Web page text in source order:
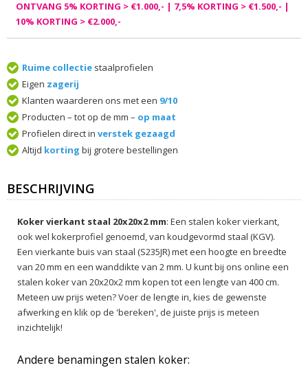
ONTVANG 5% KORTING > €1.000,- | 7,5% KORTING > €1.500,- |
10% KORTING > €2.000,-
Ruime collectie staalprofielen
Eigen zagerij
Klanten waarderen ons met een 9/10
Producten – tot op de mm – op maat
Profielen direct in verstek gezaagd
Altijd korting bij grotere bestellingen
BESCHRIJVING
Koker vierkant staal 20x20x2 mm: Een stalen koker vierkant,
ook wel kokerprofiel genoemd, van koudgevormd staal (KGV).
Een vierkante buis van staal (S235JR) met een hoogte en breedte
van 20 mm en een wanddikte van 2 mm. U kunt bij ons online een
stalen koker van 20x20x2 mm kopen tot een lengte van 400 cm.
Meteen uw prijs weten? Voer de lengte in, kies de gewenste
afwerking en klik op de 'bereken', de juiste prijs is meteen
inzichtelijk!
Andere benamingen stalen koker: